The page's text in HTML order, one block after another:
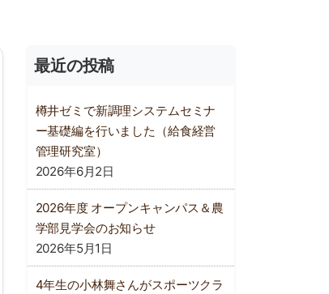
最近の投稿
樽井ゼミで新調理システムセミナ
ー基礎編を行いました（給食経営
管理研究室）
2026年6月2日
2026年度 オープンキャンパス＆農
学部見学会のお知らせ
2026年5月1日
4年生の小林舞さんがスポーツクラ